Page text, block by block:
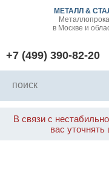
МЕТАЛЛ &
в Москве и
+7 (499) 390-82-20
В связи с
вас